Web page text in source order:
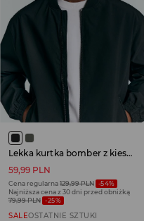
Lekka kurtka bomber z kieszeniami czarna
59,99 PLN
Cena regularna129,99 PLN -54%
Najniższa cena z 30 dni przed obniżką
79,99 PLN -25%
SALEOSTATNIE SZTUKI